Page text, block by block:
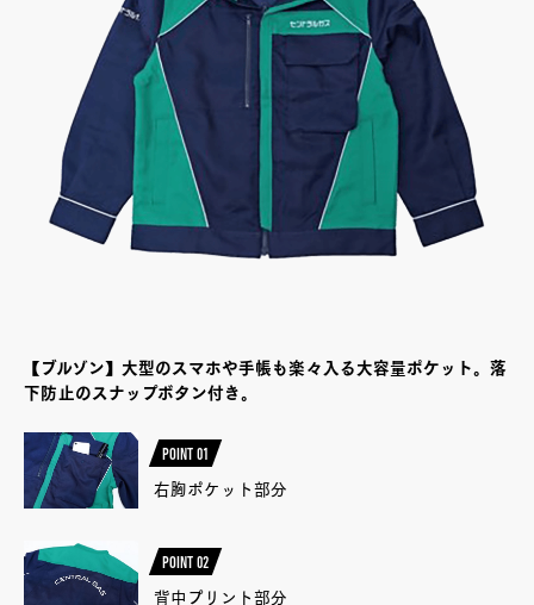
【ブルゾン】大型のスマホや手帳も楽々入る大容量ポケット。落
下防止のスナップボタン付き。
POINT 01
右胸ポケット部分
POINT 02
背中プリント部分